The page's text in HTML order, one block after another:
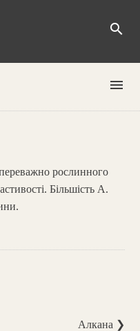
search
menu
рослинного
Більшість А.
Алкана ❯